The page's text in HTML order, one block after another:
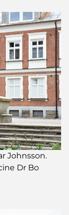
Johnsson.
Dr Bo